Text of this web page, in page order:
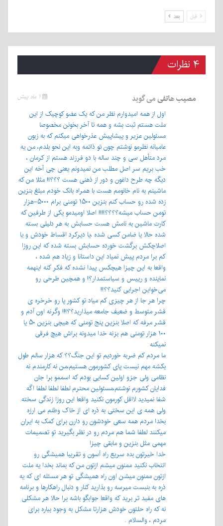
قبل بعد
۴ نظرات
مصیب هاتفیمی گوید
اول از همه امیدوارم نظر من که یک عضو کوچیک از این
ملت هستم ثبت بشه و همه تا آخر بخونن مخصوصا
مسئولین عزیر و پیشاپیش عذرخواهی میکنم که به زبون
عامیانه نظرمو نوشتم چون تو ذاتمه وبه این نحو بلدم، من یه
مرد متأهل سی و چند ساله با دو فرزند هستم از کرمان ،
خب بریم سر اصل مطلب من نمیدونم یعنی چی آخه این
دیگه چه طرح داغون و دور از ذهنی هست ؟؟؟!! مثلا من که
ماشینم به نام خانومم هست با همراه بانک خودم مبلغ بنزین
زده شده رو حساب کنم بنزین ۱۵۰۰ تومنی برام ۵۰۰۰-هزار
تومن حساب میشه؟؟؟؟!!!! اصلا اومیدمو یکی از طرفین که
کارت ماشین به نامش هست حسابش به هر دلیلی بسته
شده حالا یا ضامن کسی شده ،یا دیرکرد اقساط خودش و یا
اصلاچکش برگشت خورده حسابش بسته شده که این روزا
کم برا مردم پیش نمیاد این داستانا و زیاد هم شده ،
واقعا به این چیزا هیچکس پیدا نشده که فکر کنه اینهمه
نماینده و رییس و سیاستمدار؟! و همچین طرحی رو
می‌خواین اجرایی کنید؟؟!!
چرا هر جا از هر چیزی کم میاد تو کشور پا رو خرخره ی
قشر متوسط و ضعیف جامعه میذارید؟؟!!! وگرنه اون آدم و
قشر مرفه که اصلا بنزین پنج تومنی که هیچی بنزین ۵۰ یا
۱۰۰ هزار تومنی هم بزنه خدا میدونه براش هیچ فرقی
نمیکنه
ما مردم کم ضربه خوردیم تو این جنگ؟؟ که هزار سالم طول
بکشه مهم نیست پای کشورمون هستیم،من نه کارمندم نه
نظامی ولی جزو اولین کسایی بودم که اسممو برا جان
فدایان کشورم نوشتم،مسئولین محترم لطفا لطفا لطفا اگه
شفا نمیدید لااقل کورمون نکنید واقعا این روزا زندگی سخته
ولی همه ی این سختی به ذره ای از خاک وطنم می ارزه
بخدا مردم همه سعی خودشون رو دارن برای کمک به ایران
میکنند لطفا شما هم مردم رو در نظر بگیرید تو تصمیمات
مهمی مثل بنزین و مابقی چیزا
خدا خیرتون بده سریع راه آسون و تقریبا همیشگی رو
انتخاب نکنید ممنون میشم ازتون من که بماند بخدا یه ملت
ازتون ممنون میشن اون راه همیشگی تو هر مسئله ای که یه
ذره به بنبست میرسه رو بذارید کنار و دنبال راهکارها و برنامه
های مفید تر برید که واقعا جوابگو باشه برا حالا هر مشکلی
نه که راه حلتون خودش هزارتا مشکل به وجود بیاره برای
مردم ، والسلام .